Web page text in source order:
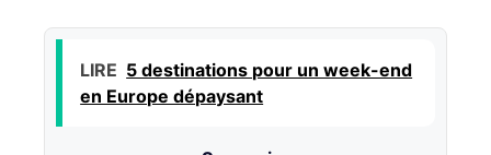
LIRE 5 destinations pour un week-end
en Europe dépaysant